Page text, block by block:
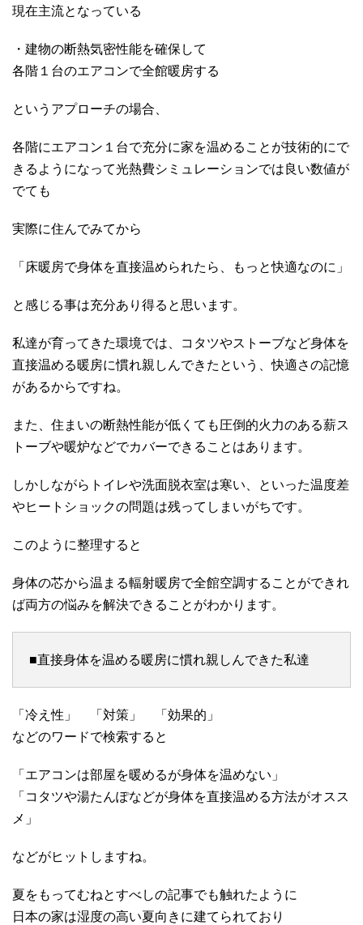
現在主流となっている
・建物の断熱気密性能を確保して
各階１台のエアコンで全館暖房する
というアプローチの場合、
各階にエアコン１台で充分に家を温めることが技術的にで
きるようになって光熱費シミュレーションでは良い数値が
でても
実際に住んでみてから
「床暖房で身体を直接温められたら、もっと快適なのに」
と感じる事は充分あり得ると思います。
私達が育ってきた環境では、コタツやストーブなど身体を
直接温める暖房に慣れ親しんできたという、快適さの記憶
があるからですね。
また、住まいの断熱性能が低くても圧倒的火力のある薪ス
トーブや暖炉などでカバーできることはあります。
しかしながらトイレや洗面脱衣室は寒い、といった温度差
やヒートショックの問題は残ってしまいがちです。
このように整理すると
身体の芯から温まる輻射暖房で全館空調することができれ
ば両方の悩みを解決できることがわかります。
■直接身体を温める暖房に慣れ親しんできた私達
「冷え性」 「対策」 「効果的」
などのワードで検索すると
「エアコンは部屋を暖めるが身体を温めない」
「コタツや湯たんぽなどが身体を直接温める方法がオスス
メ」
などがヒットしますね。
夏をもってむねとすべしの記事でも触れたように
日本の家は湿度の高い夏向きに建てられており